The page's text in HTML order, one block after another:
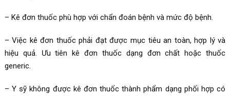
– Kê đơn thuốc phù hợp với chẩn đoán bệnh và mức độ bệnh.
– Việc kê đơn thuốc phải đạt được mục tiêu an toàn, hợp lý và
hiệu quả. Ưu tiên kê đơn thuốc dạng đơn chất hoặc thuốc
generic.
– Y sỹ không được kê đơn thuốc thành phẩm dạng phối hợp có